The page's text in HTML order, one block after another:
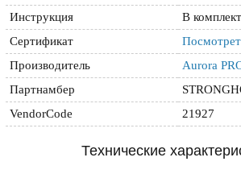
Инструкция
В
Сертификат
Производитель
Aurora
Партнамбер
VendorCode
21927
Технические